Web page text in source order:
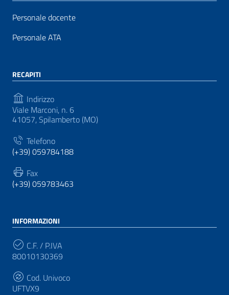
Personale docente
Personale ATA
RECAPITI
Indirizzo
Viale Marconi, n. 6
41057, Spilamberto (MO)
Telefono
(+39) 059784188
Fax
(+39) 059783463
INFORMAZIONI
C.F. / P.IVA
80010130369
Cod. Univoco
UFTVX9